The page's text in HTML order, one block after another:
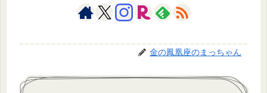
金の鳳凰座のまっちゃん